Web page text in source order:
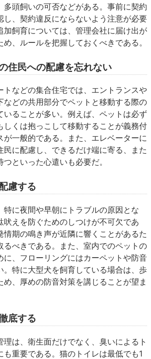
多頭飼いの可否などがある。事前に契約
し、契約違反にならないよう注意が必要
加飼育については、管理会社に届け出が
、ルールを把握しておくべきである。
住民への配慮を忘れない
トなどの集合住宅では、エントランスや
などの共用部分でペットと移動する際の
いることが多い。例えば、ペットは必ず
しくは抱っこして移動することが義務付
が一般的である。また、エレベーターに
民に配慮し、できるだけ端に寄る、また
といった心遣いも必要だ。
慮する
特に夜間や早朝にトラブルの原因とな
吠えを防ぐためのしつけが不可欠であ
情期の鳴き声が近隣に響くことがあるた
るべきである。また、室内でのペットの
に、フローリングにはカーペットや防音
。特に大型犬を飼育している場合は、歩
め、厚めの防音対策を講じることが望ま
底する
理は、衛生面だけでなく、臭いによるト
も重要である。猫のトイレは最低でも1